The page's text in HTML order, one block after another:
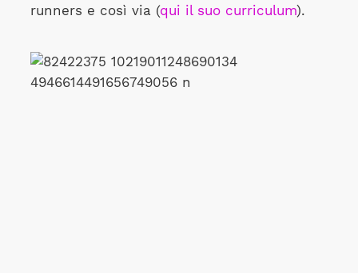
runners e così via (qui il suo curriculum).